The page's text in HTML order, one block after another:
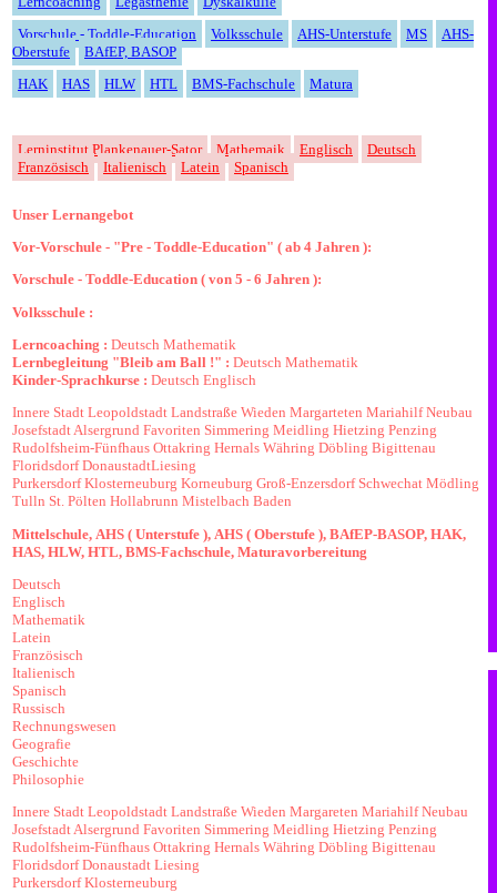
Vorschule - Toddle-Education
Volksschule AHS-Unterstufe MS
AHS-
Oberstufe
BAfEP, BASOP
HAK
HAS HLW HTL BMS-Fachschule Matura
Lerninstitut Plankenauer-Sator Mathemaik Englisch
Deutsch
Französisch
Italienisch Latein Spanisch
Unser Lernangebot
Vor-Vorschule - "Pre - Toddle-Education" ( ab 4 Jahren ):
Vorschule - Toddle-Education ( von 5 - 6 Jahren ):
Volksschule :
Lerncoaching : Deutsch Mathematik
Lernbegleitung "Bleib am Ball !" : Deutsch Mathematik
Kinder-Sprachkurse : Deutsch Englisch
Innere Stadt Leopoldstadt Landstraße Wieden Margarteten Mariahilf Neubau
JosefstadtAlsergrund Favoriten Simmering Meidling Hietzing Penzing
Rudolfsheim-Fünfhaus Ottakring Hernals Währing Döbling Bigittenau
Floridsdorf DonaustadtLiesing
Purkersdorf Klosterneuburg Korneuburg Groß-Enzersdorf Schwechat Mödling
Tulln St. Pölten Hollabrunn Mistelbach Baden
Mittelschule, AHS ( Unterstufe ), AHS ( Oberstufe ), BAfEP-BASOP, HAK,
HAS, HLW, HTL, BMS-Fachschule, Maturavorbereitung
Deutsch
Englisch
Mathematik
Latein
Französisch
Italienisch
Spanisch
Russisch
Rechnungswesen
Geografie
Geschichte
Philosophie
Innere Stadt Leopoldstadt Landstraße Wieden Margareten Mariahilf Neubau
JosefstadtAlsergrund Favoriten Simmering Meidling Hietzing Penzing
Rudolfsheim-Fünfhaus Ottakring Hernals Währing Döbling Bigittenau
Floridsdorf Donaustadt Liesing
Purkersdorf Klosterneuburg